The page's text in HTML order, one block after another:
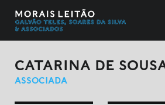
CATARINA DE
ASSOCIADA